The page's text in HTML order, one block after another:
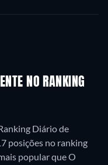
NO RANKING
Diário de
posições no ranking
popular que O